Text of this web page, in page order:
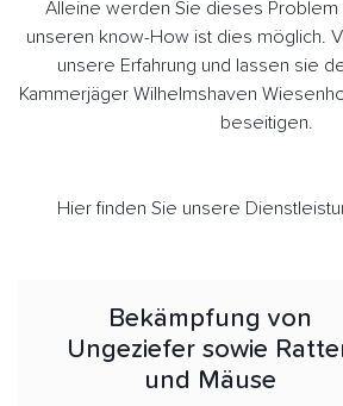
Alleine werden Sie dieses Problem
unseren know-How ist dies möglich.
unsere Erfahrung und lassen sie
Kammerjäger Wilhelmshaven
beseitigen.
Hier finden Sie unsere
Bekämpfung von
Ungeziefer sowie
und Mäuse